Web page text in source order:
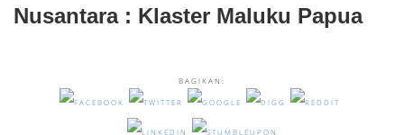
Nusantara : Klaster Maluku Papua
BAGIKAN: